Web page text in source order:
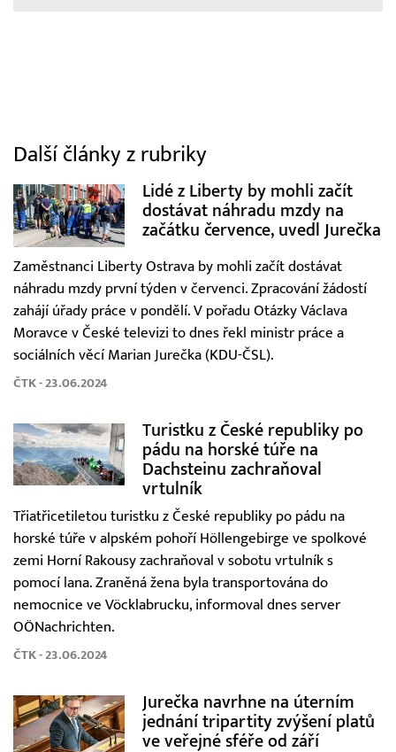
Další články z rubriky
Lidé z Liberty by mohli začít
dostávat náhradu mzdy na
začátku července, uvedl Jurečka
Zaměstnanci Liberty Ostrava by mohli začít dostávat
náhradu mzdy první týden v červenci. Zpracování žádostí
zahájí úřady práce v pondělí. V pořadu Otázky Václava
Moravce v České televizi to dnes řekl ministr práce a
sociálních věcí Marian Jurečka (KDU-ČSL).
ČTK - 23.06.2024
Turistku z České republiky po
pádu na horské túře na
Dachsteinu zachraňoval
vrtulník
Třiatřicetiletou turistku z České republiky po pádu na
horské túře v alpském pohoří Höllengebirge ve spolkové
zemi Horní Rakousy zachraňoval v sobotu vrtulník s
pomocí lana. Zraněná žena byla transportována do
nemocnice ve Vöcklabrucku, informoval dnes server
OÖNachrichten.
ČTK - 23.06.2024
Jurečka navrhne na úterním
jednání tripartity zvýšení platů
ve veřejné sféře od září